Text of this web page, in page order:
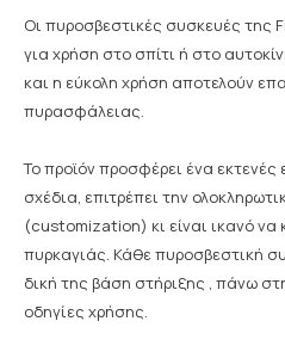
Οι πυροσβεστικές συσκευές της
για χρήση στο σπίτι ή στο
και η εύκολη χρήση αποτελούν
πυρασφάλειας.
Το προϊόν προσφέρει ένα
σχέδια, επιτρέπει την
(customization) κι είναι ικανό
πυρκαγιάς. Κάθε πυροσβεστική
δική της βάση στήριξης , πάνω
οδηγίες χρήσης.